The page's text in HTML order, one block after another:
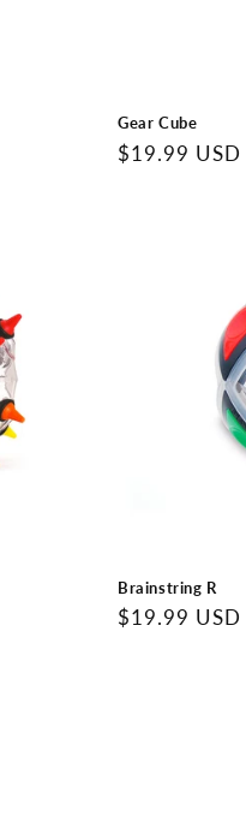
Gear Cube
Precio
$19.99 USD
Brainstring R
Precio
$19.99 USD